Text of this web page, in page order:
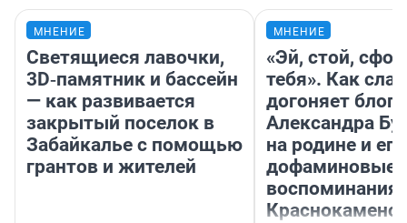
МНЕНИЕ
Светящиеся лавочки,
3D‑памятник и бассейн
— как развивается
закрытый поселок в
Забайкалье с помощью
грантов и жителей
МНЕНИЕ
«Эй, стой,
тебя». Как
догоняет
Александра
на родине и его
дофаминовые
воспоминания